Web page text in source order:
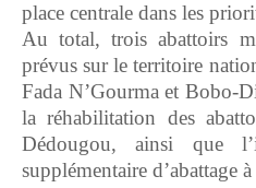
place centrale dans les
Au total, trois abattoirs
prévus sur le territoire
Fada N’Gourma et Bobo-
la réhabilitation des
Dédougou, ainsi que
supplémentaire d’abattage